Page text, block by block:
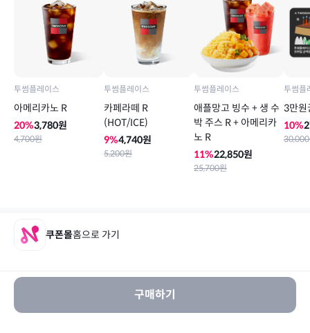
투썸플레이스
아메리카노 R
20%3,780원
4,700원
투썸플레이스
카페라떼 R
(HOT/ICE)
9%4,740원
5,200원
투썸플레이스
애플망고 빙수 + 생 수
박 주스 R + 아메리카
노 R
11%22,850원
25,700원
투썸플
3만원
10%
30,000
쿠폰몰홈으로 가기
구매하기